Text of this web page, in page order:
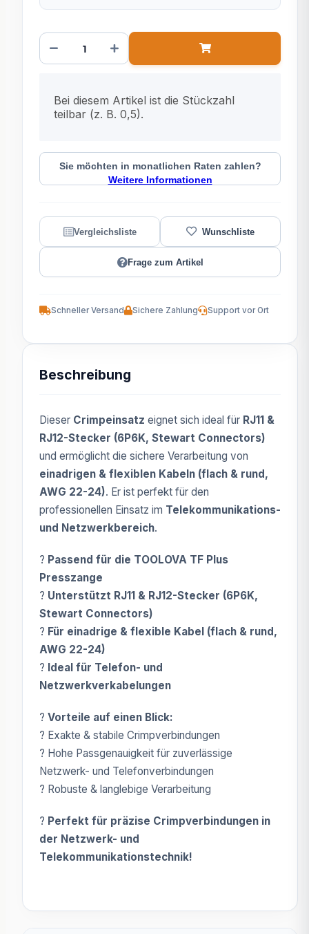
Bei diesem Artikel ist die Stückzahl
teilbar (z. B. 0,5).
Sie möchten in monatlichen Raten zahlen?
Weitere Informationen
Frage zum Artikel
Schneller Versand Sichere Zahlung Support vor Ort
Beschreibung
Dieser Crimpeinsatz eignet sich ideal für RJ11 &
RJ12-Stecker (6P6K, Stewart Connectors)
und ermöglicht die sichere Verarbeitung von
einadrigen & flexiblen Kabeln (flach & rund,
AWG 22-24). Er ist perfekt für den
professionellen Einsatz im Telekommunikations-
und Netzwerkbereich.
? Passend für die TOOLOVA TF Plus
Presszange
? Unterstützt RJ11 & RJ12-Stecker (6P6K,
Stewart Connectors)
? Für einadrige & flexible Kabel (flach & rund,
AWG 22-24)
? Ideal für Telefon- und
Netzwerkverkabelungen
? Vorteile auf einen Blick:
? Exakte & stabile Crimpverbindungen
? Hohe Passgenauigkeit für zuverlässige
Netzwerk- und Telefonverbindungen
? Robuste & langlebige Verarbeitung
? Perfekt für präzise Crimpverbindungen in
der Netzwerk- und
Telekommunikationstechnik!